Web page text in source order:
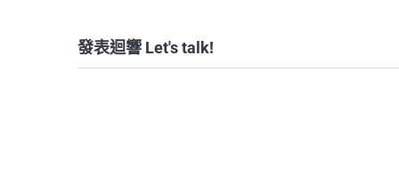
發表迴響 Let's talk!